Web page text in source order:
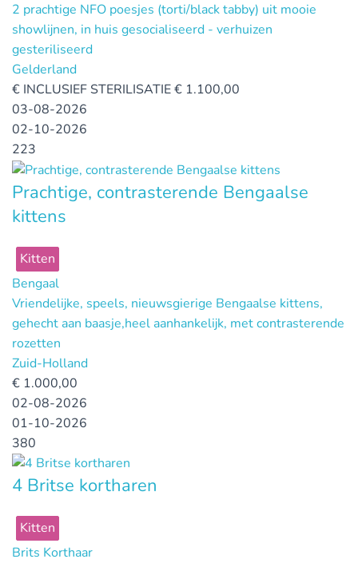
2 prachtige NFO poesjes (torti/black tabby) uit mooie
showlijnen, in huis gesocialiseerd - verhuizen
gesteriliseerd
Gelderland
€ INCLUSIEF STERILISATIE € 1.100,00
03-08-2026
02-10-2026
223
Prachtige, contrasterende Bengaalse
kittens
Kitten
Bengaal
Vriendelijke, speels, nieuwsgierige Bengaalse kittens,
gehecht aan baasje,heel aanhankelijk, met contrasterende
rozetten
Zuid-Holland
€ 1.000,00
02-08-2026
01-10-2026
380
4 Britse kortharen
Kitten
Brits Korthaar